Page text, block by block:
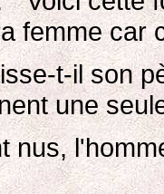
femme car
t-il son
une
nus,